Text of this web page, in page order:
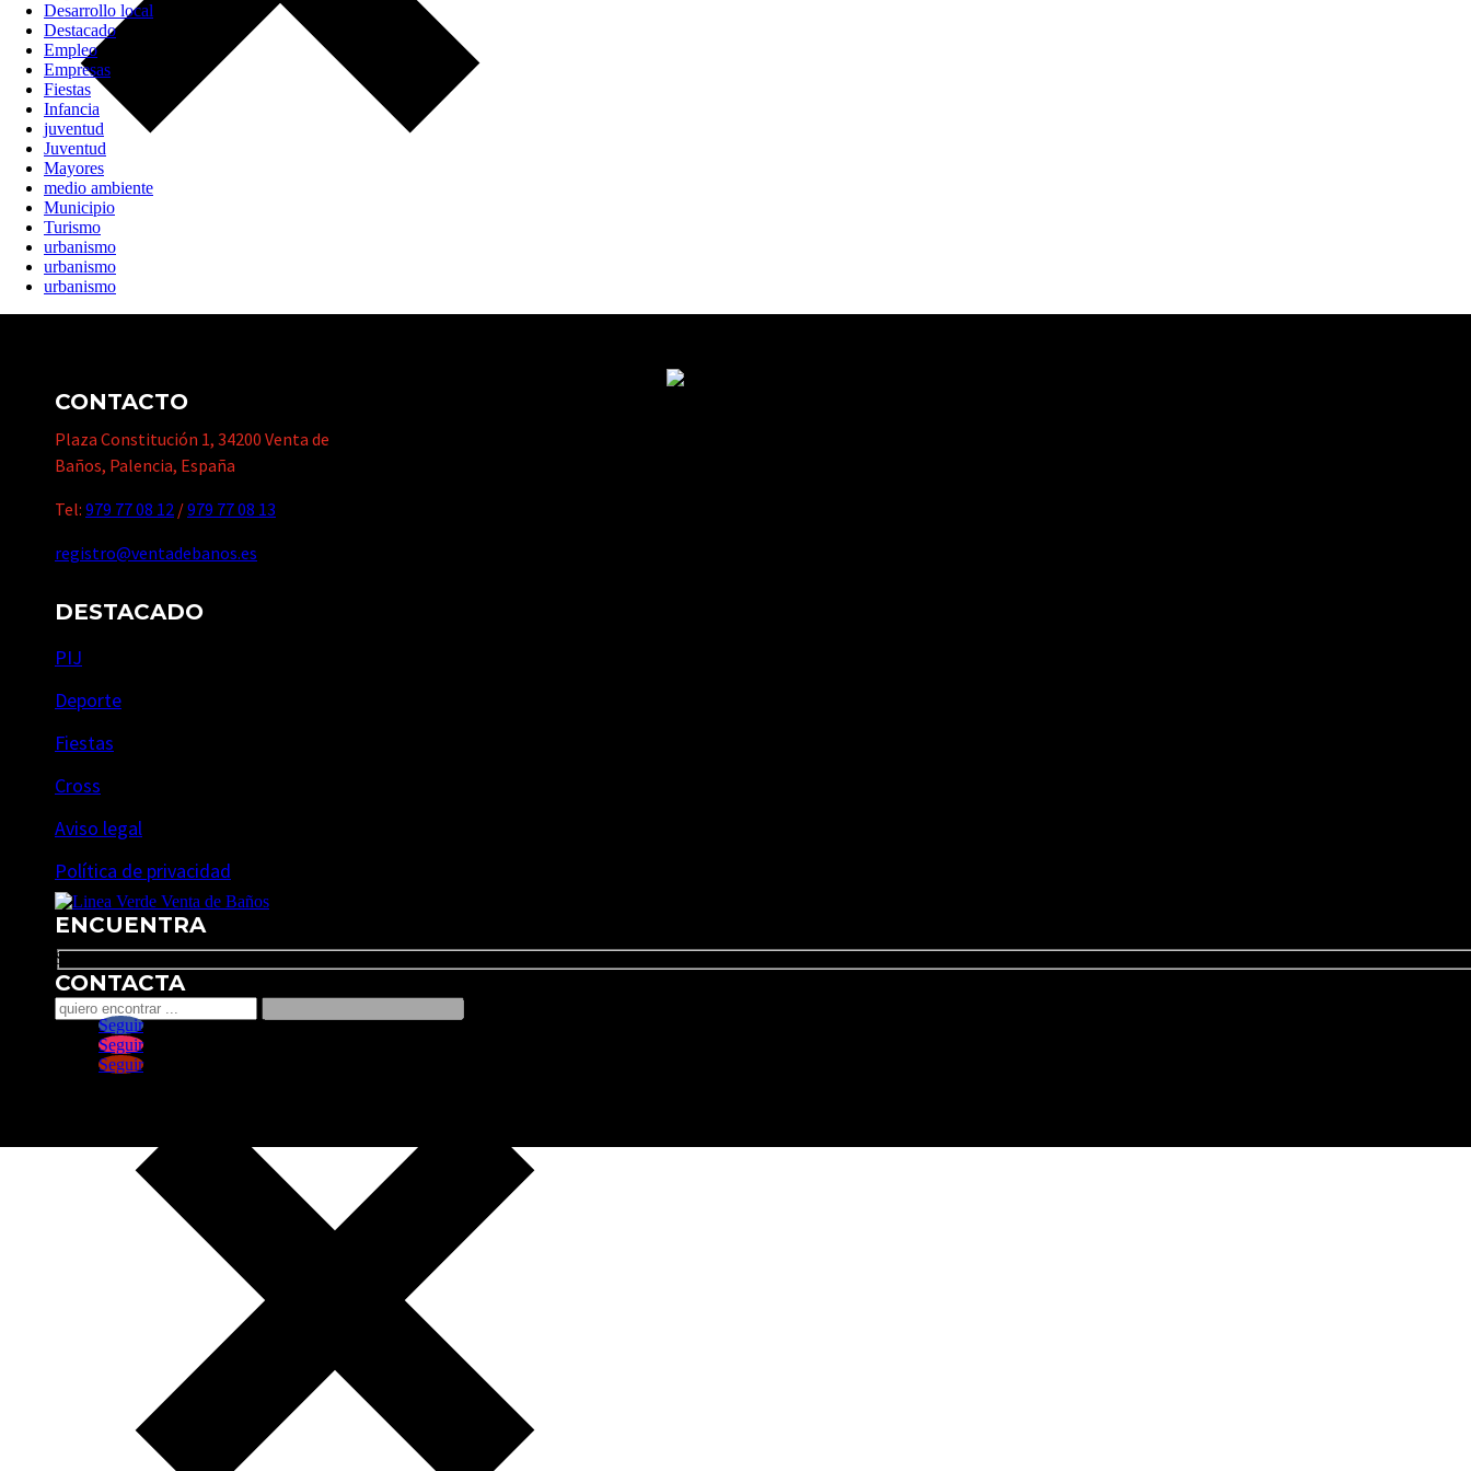
Desarrollo local
Destacado
Empleo
Empresas
Fiestas
Infancia
juventud
Juventud
Mayores
medio ambiente
Municipio
Turismo
urbanismo
urbanismo
urbanismo
CONTACTO
Plaza Constitución 1, 34200 Venta de
Baños, Palencia, España
Tel: 979 77 08 12 /979 77 08 13
registro@ventadebanos.es
DESTACADO
PIJ
Deporte
Fiestas
Cross
Aviso legal
Política de privacidad
ENCUENTRA
Search
CONTACTA
Seguir
Seguir
Seguir